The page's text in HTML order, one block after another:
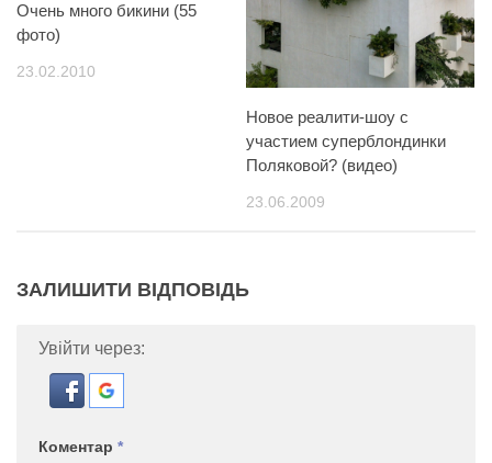
Очень много бикини (55
фото)
23.02.2010
Новое реалити-шоу с
участием суперблондинки
Поляковой? (видео)
23.06.2009
ЗАЛИШИТИ ВІДПОВІДЬ
Увійти через:
Коментар *